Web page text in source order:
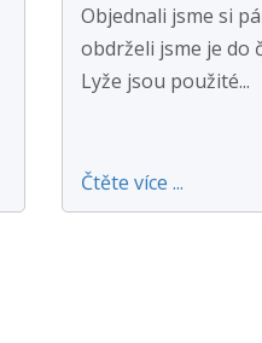
Objednali jsme si
obdrželi jsme je do
Lyže jsou použité...
Čtěte více ...